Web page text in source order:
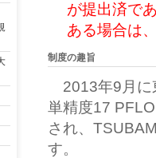
が提出済で
ある場合は
制度の趣旨
2013年9月に
単精度17
され、
す。